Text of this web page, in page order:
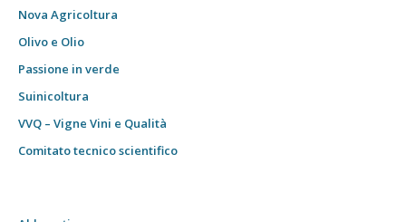
Nova Agricoltura
Olivo e Olio
Passione in verde
Suinicoltura
VVQ – Vigne Vini e Qualità
Comitato tecnico scientifico